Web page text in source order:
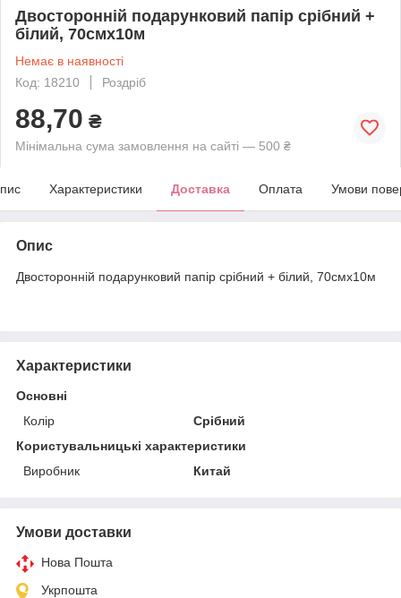
Двосторонній подарунковий папір срібний +
білий, 70смх10м
Немає в наявності
Код: 18210
Роздріб
88,70 ₴
Мінімальна сума замовлення на сайті — 500 ₴
Характеристики Доставка Оплата Умови
Опис
Двосторонній подарунковий папір срібний + білий, 70смх10м
Характеристики
Основні
Колір
Срібний
Користувальницькі характеристики
Виробник
Китай
Умови доставки
Нова Пошта
Укрпошта